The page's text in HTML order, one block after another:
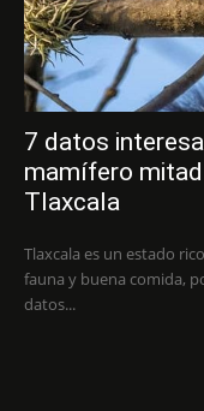
7 datos
mamífero mitad
Tlaxcala
Tlaxcala es un estado
fauna y buena comida,
datos...